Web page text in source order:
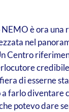
è ora una
nel
Centro
di esserne
farlo diventare
potevo dare